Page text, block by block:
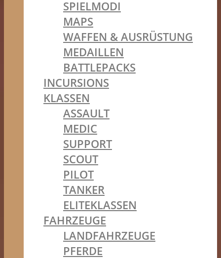
SPIELMODI
MAPS
WAFFEN & AUSRÜSTUNG
MEDAILLEN
BATTLEPACKS
INCURSIONS
KLASSEN
ASSAULT
MEDIC
SUPPORT
SCOUT
PILOT
TANKER
ELITEKLASSEN
FAHRZEUGE
LANDFAHRZEUGE
PFERDE